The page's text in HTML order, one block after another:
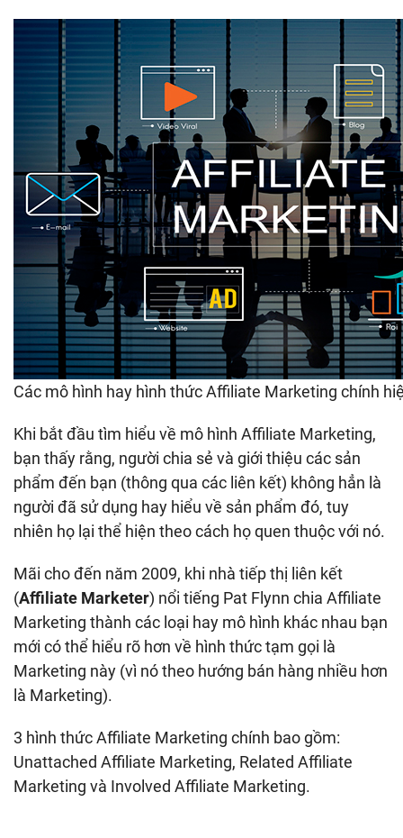
Các mô hình hay hình thức Affiliate Marketing chính
Khi bắt đầu tìm hiểu về mô hình Affiliate Marketing,
bạn thấy rằng, người chia sẻ và giới thiệu các sản
phẩm đến bạn (thông qua các liên kết) không hẳn là
người đã sử dụng hay hiểu về sản phẩm đó, tuy
nhiên họ lại thể hiện theo cách họ quen thuộc với nó.
Mãi cho đến năm 2009, khi nhà tiếp thị liên kết
(Affiliate Marketer) nổi tiếng Pat Flynn chia Affiliate
Marketing thành các loại hay mô hình khác nhau bạn
mới có thể hiểu rõ hơn về hình thức tạm gọi là
Marketing này (vì nó theo hướng bán hàng nhiều hơn
là Marketing).
3 hình thức Affiliate Marketing chính bao gồm:
Unattached Affiliate Marketing, Related Affiliate
Marketing và Involved Affiliate Marketing.